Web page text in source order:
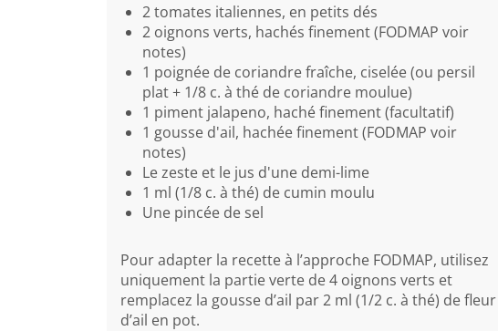
2 tomates italiennes, en petits dés
2 oignons verts, hachés finement (FODMAP voir
notes)
1 poignée de coriandre fraîche, ciselée (ou persil
plat + 1/8 c. à thé de coriandre moulue)
1 piment jalapeno, haché finement (facultatif)
1 gousse d'ail, hachée finement (FODMAP voir
notes)
Le zeste et le jus d'une demi-lime
1 ml (1/8 c. à thé) de cumin moulu
Une pincée de sel
Pour adapter la recette à l’approche FODMAP, utilisez
uniquement la partie verte de 4 oignons verts et
remplacez la gousse d’ail par 2 ml (1/2 c. à thé) de fleur
d’ail en pot.